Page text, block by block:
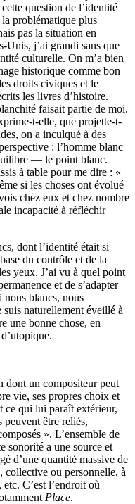
question de l’identité
la problématique plus
pas la situation en
Unis, j’ai grandi sans que
culturelle. On m’a bien
historique comme bon
droits civiques et le
les livres d’histoire.
faisait partie de moi.
t-elle, que projette-t-
on a inculqué à des
: l’homme blanc
— le point blanc.
à table pour me dire : «
si les choses ont évolué
chez eux et chez nombre
incapacité à réfléchir
dont l’identité était si
du contrôle et de la
yeux. J’ai vu à quel point
et de s’adapter
nous blancs, nous
naturellement éveillé à
une bonne chose, en
dont un compositeur peut
vie, ses propres choix et
ce qui lui paraît extérieur,
peuvent être reliés,
». L’ensemble de
sonorité a une source et
d’une quantité massive de
collective ou personnelle, à
C’est l’endroit où
Place.